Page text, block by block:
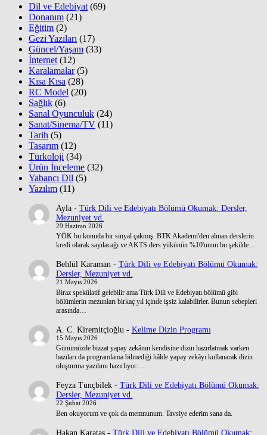
Dil ve Edebiyat (69)
Donanım (21)
Eğitim (2)
Gezi Yazıları (17)
Güncel/Yaşam (33)
İnternet (12)
Karalamalar(5)
Kısa Kısa (28)
RC Model (20)
Sağlık (6)
Sanal Oyunculuk (24)
Sanat/Sinema/TV (11)
Tarih (5)
Tasarım (12)
Türkoloji (34)
Ürün İnceleme (32)
Yabancı Dil (5)
Yazılım (11)
Ayla- Türk Dili ve Edebiyatı Bölümü Okumak: Dersler,
Mezuniyet vd.
29 Haziran 2026
YÖK bu konuda bir sinyal çakmış. BTK Akademi'den alınan derslerin
kredi olarak sayılacağı ve AKTS ders yükünün %10'unun bu şekilde…
Behlül Karaman- Türk Dili ve Edebiyatı Bölümü Okumak:
Dersler, Mezuniyet vd.
21 Mayıs 2026
Biraz spekülatif gelebilir ama Türk Dili ve Edebiyatı bölümü gibi
bölümlerin mezunları birkaç yıl içinde işsiz kalabilirler. Bunun sebepleri
arasında…
A. C. Kiremitçioğlu - Kelime Dizin Programı
15 Mayıs 2026
Günümüzde bizzat yapay zekânın kendisine dizin hazırlatmak varken
bazıları da programlama bilmediği hâlde yapay zekâyı kullanarak dizin
oluşturma yazılımı hazırlıyor.…
Feyza Tunçbilek- Türk Dili ve Edebiyatı Bölümü Okumak:
Dersler, Mezuniyet vd.
22 Şubat 2026
Ben okuyorum ve çok da memnunum. Tavsiye ederim sana da.
Hakan Karataş- Türk Dili ve Edebiyatı Bölümü Okumak: